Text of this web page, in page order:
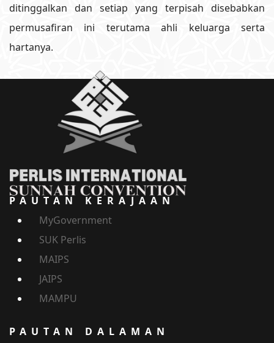
ditinggalkan dan setiap yang terpisah disebabkan
permusafiran ini terutama ahli keluarga serta
hartanya.
PAUTAN KERAJAAN
MyGovernment
SUK Perlis
MAIPS
JAIPS
MAMPU
PAUTAN DALAMAN